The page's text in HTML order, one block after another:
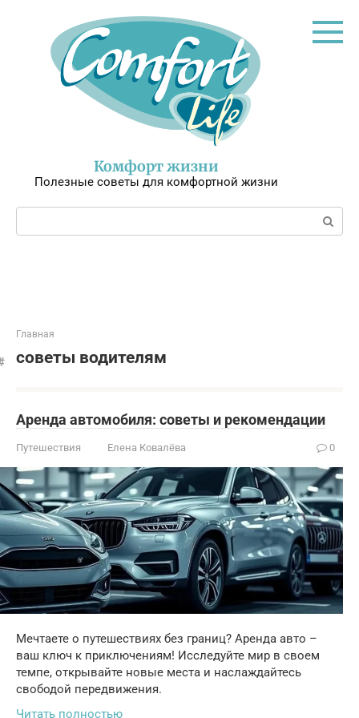
Комфорт жизни
Полезные советы для комфортной жизни
Поиск:
Главная
советы водителям
Аренда автомобиля: советы и рекомендации
Путешествия Елена Ковалёва 0
Мечтаете о путешествиях без границ? Аренда авто –
ваш ключ к приключениям! Исследуйте мир в своем
темпе, открывайте новые места и наслаждайтесь
свободой передвижения.
Читать полностью